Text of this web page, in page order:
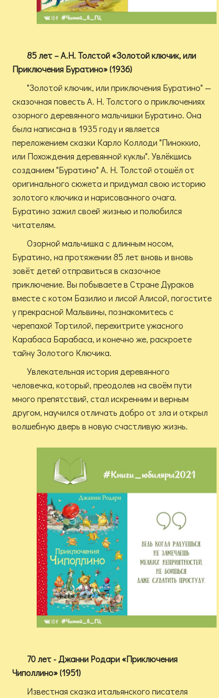
85 лет – А.Н. Толстой «Золотой ключик, или
Приключения Буратино» (1936)
"Золотой ключик, или приключения Буратино" —
сказочная повесть А. Н. Толстого о приключениях
озорного деревянного мальчишки Буратино. Она
была написана в 1935 году и является
переложением сказки Карло Коллоди "Пиноккио,
или Похождения деревянной куклы". Увлёкшись
созданием "Буратино" А. Н. Толстой отошёл от
оригинального сюжета и придумал свою историю
золотого ключика и нарисованного очага.
Буратино зажил своей жизнью и полюбился
читателям.
Озорной мальчишка с длинным носом,
Буратино, на протяжении 85 лет вновь и вновь
зовёт детей отправиться в сказочное
приключение. Вы побываете в Стране Дураков
вместе с котом Базилио и лисой Алисой, погостите
у прекрасной Мальвины, познакомитесь с
черепахой Тортилой, перехитрите ужасного
Карабаса Барабаса, и конечно же, раскроете
тайну Золотого Ключика.
Увлекательная история деревянного
человечка, который, преодолев на своём пути
много препятствий, стал искренним и верным
другом, научился отличать добро от зла и открыл
волшебную дверь в новую счастливую жизнь.
70 лет - Джанни Родари «Приключения
Чиполлино» (1951)
Известная сказка итальянского писателя